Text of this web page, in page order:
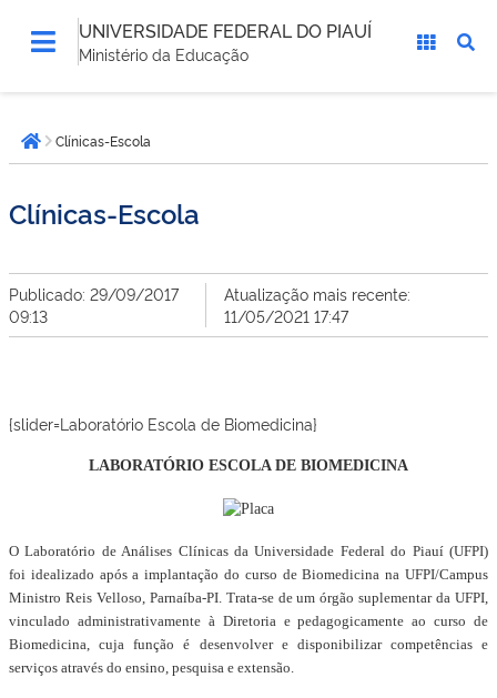
UNIVERSIDADE FEDERAL DO PIAUÍ
Ministério da Educação
está
aqui:Página inicial
Clínicas-Escola
Clínicas-Escola
Publicado: 29/09/2017
09:13
Atualização mais recente:
11/05/2021 17:47
{slider=Laboratório Escola de Biomedicina}
LABORATÓRIO ESCOLA DE BIOMEDICINA
O Laboratório de Análises Clínicas da Universidade Federal do Piauí (UFPI)
foi idealizado após a implantação do curso de Biomedicina na UFPI/Campus
Ministro Reis Velloso, Parnaíba-PI. Trata-se de um órgão suplementar da UFPI,
vinculado administrativamente à Diretoria e pedagogicamente ao curso de
Biomedicina, cujafunção é desenvolver e disponibilizar competências e
serviços através do ensino, pesquisa e extensão.